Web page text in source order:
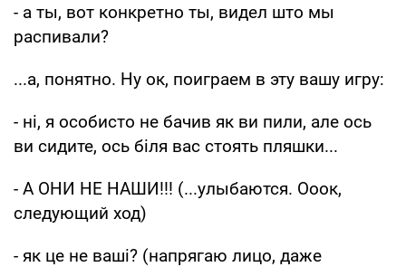
- а ты, вот конкретно ты, видел што мы
распивали?
...а, понятно. Ну ок, поиграем в эту вашу игру:
- ні, я особисто не бачив як ви пили, але ось
ви сидите, ось біля вас стоять пляшки...
- А ОНИ НЕ НАШИ!!! (...улыбаются. Ооок,
следующий ход)
- як це не ваші? (напрягаю лицо, даже